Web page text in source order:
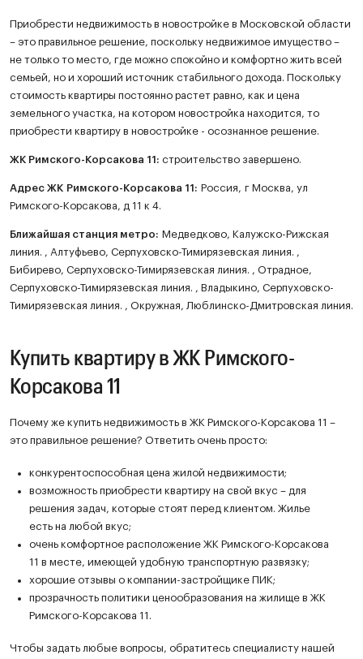
Приобрести недвижимость в новостройке в Московской области
– это правильное решение, поскольку недвижимое имущество –
не только то место, где можно спокойно и комфортно жить всей
семьей, но и хороший источник стабильного дохода. Поскольку
стоимость квартиры постоянно растет равно, как и цена
земельного участка, на котором новостройка находится, то
приобрести квартиру в новостройке - осознанное решение.
ЖК Римского-Корсакова 11: строительство завершено.
Адрес ЖК Римского-Корсакова 11: Россия, г Москва, ул
Римского-Корсакова, д 11 к 4.
Ближайшая станция метро: Медведково, Калужско-Рижская
линия. , Алтуфьево, Серпуховско-Тимирязевская линия. ,
Бибирево, Серпуховско-Тимирязевская линия. , Отрадное,
Серпуховско-Тимирязевская линия. , Владыкино, Серпуховско-
Тимирязевская линия. , Окружная, Люблинско-Дмитровская линия.
Купить квартиру в ЖК Римского-
Корсакова 11
Почему же купить недвижимость в ЖК Римского-Корсакова 11 –
это правильное решение? Ответить очень просто:
конкурентоспособная цена жилой недвижимости;
возможность приобрести квартиру на свой вкус – для
решения задач, которые стоят перед клиентом. Жилье
есть на любой вкус;
очень комфортное расположение ЖК Римского-Корсакова
11 в месте, имеющей удобную транспортную развязку;
хорошие отзывы о компании-застройщике ПИК;
прозрачность политики ценообразования на жилище в ЖК
Римского-Корсакова 11.
Чтобы задать любые вопросы, обратитесь специалисту нашей